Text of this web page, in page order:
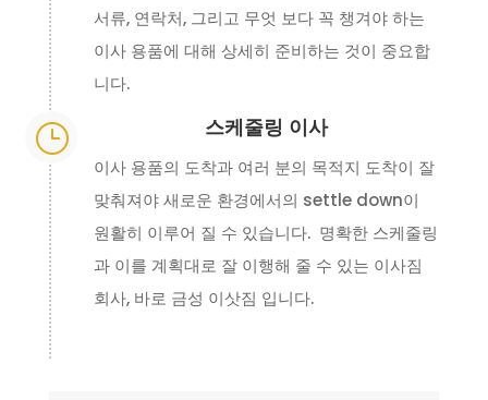
서류, 연락처, 그리고 무엇 보다 꼭 챙겨야 하는
이사 용품에 대해 상세히 준비하는 것이 중요합
니다.
} 스케줄링 이사
이사 용품의 도착과 여러 분의 목적지 도착이 잘
맞춰져야 새로운 환경에서의 settle down이
원활히 이루어 질 수 있습니다. 명확한 스케줄링
과 이를 계획대로 잘 이행해 줄 수 있는 이사짐
회사, 바로 금성 이삿짐 입니다.